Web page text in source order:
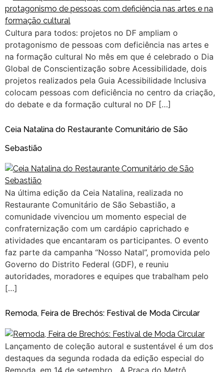
Cultura para todos: projetos no DF ampliam o
protagonismo de pessoas com deficiência nas artes e
na formação cultural No mês em que é celebrado o Dia
Global de Conscientização sobre Acessibilidade, dois
projetos realizados pela Guia Acessibilidade Inclusiva
colocam pessoas com deficiência no centro da criação,
do debate e da formação cultural no DF […]
Ceia Natalina do Restaurante Comunitário de São
Sebastião
Na última edição da Ceia Natalina, realizada no
Restaurante Comunitário de São Sebastião, a
comunidade vivenciou um momento especial de
confraternização com um cardápio caprichado e
atividades que encantaram os participantes. O evento
faz parte da campanha “Nosso Natal”, promovida pelo
Governo do Distrito Federal (GDF), e reuniu
autoridades, moradores e equipes que trabalham pelo
[…]
Remoda, Feira de Brechós: Festival de Moda Circular
Lançamento de coleção autoral e sustentável é um dos
destaques da segunda rodada da edição especial do